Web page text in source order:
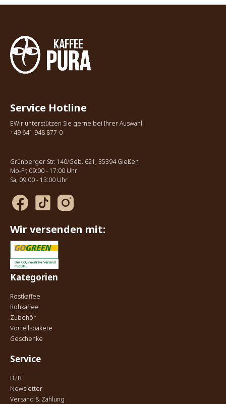
Service Hotline
EWir unterstützen Sie gerne bei Ihrer Auswahl:
+49 641 948 877-0
Grünberger Str. 140/Geb. 621, 35394 Gießen
Mo-Fr, 09:00 - 17:00 Uhr
Sa, 09:00 - 13:00 Uhr
Wir versenden mit:
Kategorien
Röstkaffee
Rohkaffee
Zubehör
Vorteilspakete
Geschenke
Service
B2B
Newsletter
Versand & Zahlung